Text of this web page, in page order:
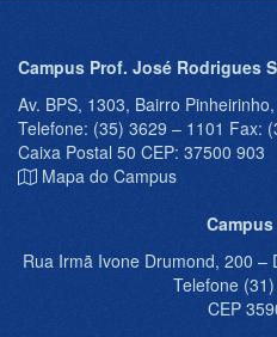
Campus Prof. José Rodrigues
Av. BPS, 1303, Bairro
Telefone: (35) 3629 – 1101 Fax:
Caixa Postal 50 CEP: 37500 903
Mapa do Campus
Rua Irmã Ivone Drumond, 200 –
Telefone
CEP